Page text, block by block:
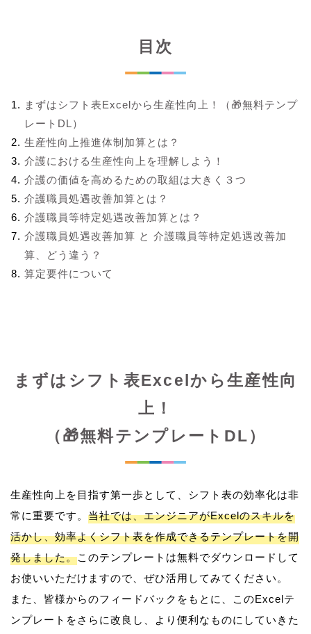
目次
まずはシフト表Excelから生産性向上！（🎁無料テンプ
レートDL）
生産性向上推進体制加算とは？
介護における生産性向上を理解しよう！
介護の価値を高めるための取組は大きく３つ
介護職員処遇改善加算とは？
介護職員等特定処遇改善加算とは？
介護職員処遇改善加算 と 介護職員等特定処遇改善加
算、どう違う？
算定要件について
まずはシフト表Excelから生産性向
上！
（🎁無料テンプレートDL）
生産性向上を目指す第一歩として、シフト表の効率化は非
常に重要です。 当社では、エンジニアがExcelのスキルを
活かし、効率よくシフト表を作成できるテンプレートを開
発しました。このテンプレートは無料でダウンロードして
お使いいただけますので、ぜひ活用してみてください。
また、皆様からのフィードバックをもとに、このExcelテ
ンプレートをさらに改良し、より便利なものにしていきた